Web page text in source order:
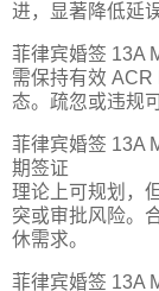
进，显著降低延
菲律宾婚签 13A
需保持有效 ACR
态。疏忽或违规
菲律宾婚签 13A
期签证
理论上可规划，
突或审批风险。
休需求。
菲律宾婚签 13A